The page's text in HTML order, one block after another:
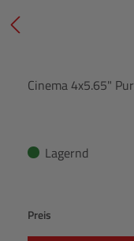
Cinema 4x5.65"
Lagernd
Preis